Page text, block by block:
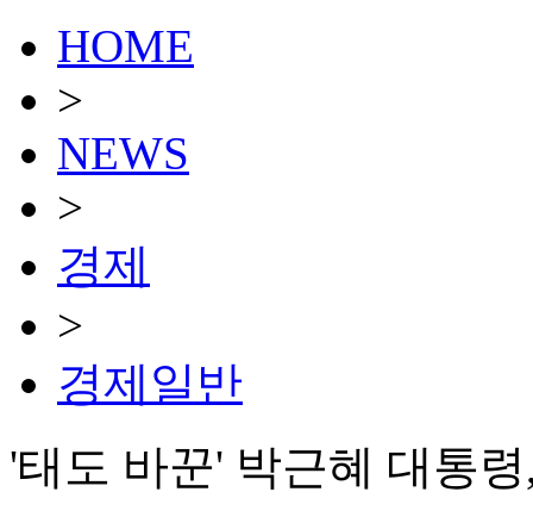
HOME
>
NEWS
>
경제
>
경제일반
'태도 바꾼' 박근혜 대통